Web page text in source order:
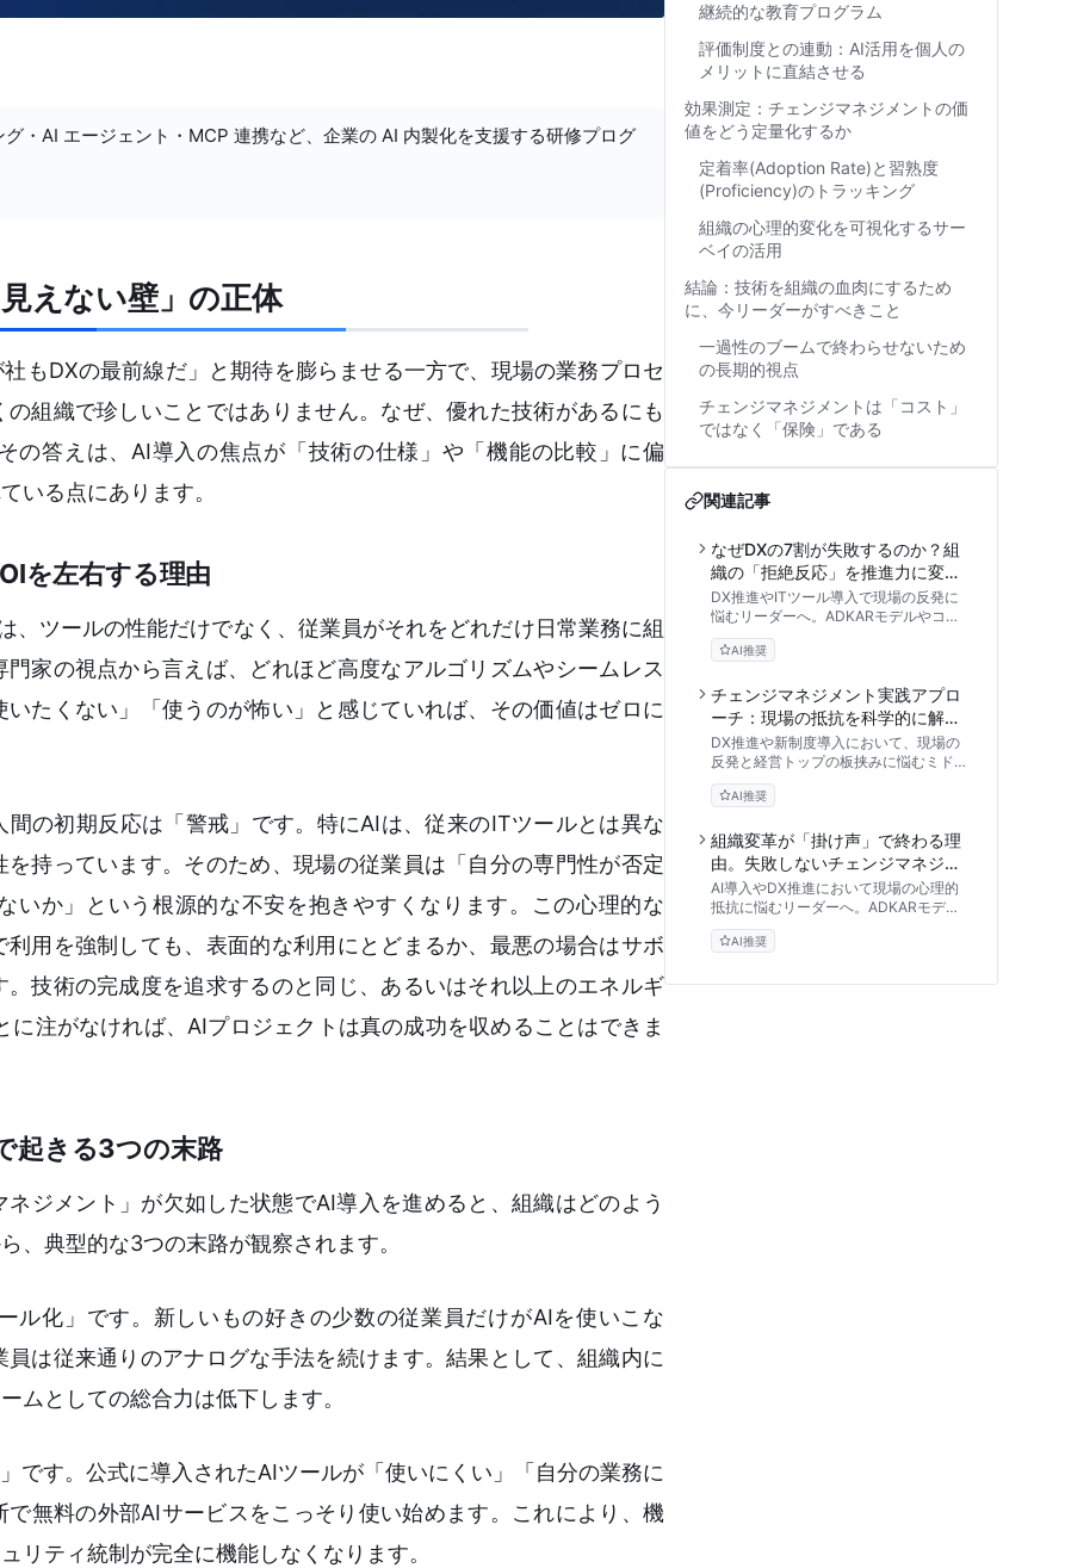
・AI エージェント・MCP 連携など、企業の AI 内製化を支援する研修プログ
えない壁」の正体
もDXの最前線だ」と期待を膨らませる一方で、現場の業務プロセ
組織で珍しいことではありません。なぜ、優れた技術があるにも
の答えは、AI導入の焦点が「技術の仕様」や「機能の比較」に偏
いる点にあります。
を左右する理由
、ツールの性能だけでなく、従業員がそれをどれだけ日常業務に組
家の視点から言えば、どれほど高度なアルゴリズムやシームレス
たくない」「使うのが怖い」と感じていれば、その価値はゼロに
の初期反応は「警戒」です。特にAIは、従来のITツールとは異な
持っています。そのため、現場の従業員は「自分の専門性が否定
いか」という根源的な不安を抱きやすくなります。この心理的な
用を強制しても、表面的な利用にとどまるか、最悪の場合はサボ
技術の完成度を追求するのと同じ、あるいはそれ以上のエネルギ
注がなければ、AIプロジェクトは真の成功を収めることはできま
起きる3つの末路
ジメント」が欠如した状態でAI導入を進めると、組織はどのよう
、典型的な3つの末路が観察されます。
ル化」です。新しいもの好きの少数の従業員だけがAIを使いこな
は従来通りのアナログな手法を続けます。結果として、組織内に
ムとしての総合力は低下します。
です。公式に導入されたAIツールが「使いにくい」「自分の業務に
無料の外部AIサービスをこっそり使い始めます。これにより、機
リティ統制が完全に機能しなくなります。
継続的な教育プログラム
評価制度との連動：AI活用を個人の
メリットに直結させる
効果測定：チェンジマネジメントの価
値をどう定量化するか
定着率(Adoption Rate)と習熟度
(Proficiency)のトラッキング
組織の心理的変化を可視化するサー
ベイの活用
結論：技術を組織の血肉にするため
に、今リーダーがすべきこと
一過性のブームで終わらせないため
の長期的視点
チェンジマネジメントは「コスト」
ではなく「保険」である
関連記事
なぜDXの7割が失敗するのか？組
織の「拒絶反応」を推進力に変え
るチェンジマネジメントの真価と
手法比較
DX推進やITツール導入で現場の反発に
悩むリーダーへ。ADKARモデルやコッ
ターの8段階など、代表的なチェンジマ
ネジメント手法のメリット・デメリット
絶反応を和らげ、プロジェクトのROIを
最大化するための体系的な実践アプロー
チと意思決定の基準を解説します。
AI推奨
チェンジマネジメント実践アプロ
ーチ：現場の抵抗を科学的に解明
し組織変革の停滞を打破する
DX推進や新制度導入において、現場の
反発と経営トップの板挟みに悩むミドル
マネジメントに向けたチェンジマネジメ
ントの活用ガイド。組織心理学や
体を解明し、精神論に頼らない具体的な
解決策を提示します。
AI推奨
組織変革が「掛け声」で終わる理
由。失敗しないチェンジマネジメ
ント支援の選び方
AI導入やDX推進において現場の心理的
抵抗に悩むリーダーへ。ADKARモデル
等の理論を実務に落とし込み、ROIを最
大化するチェンジマネジメント支援パー
底解説します。
AI推奨